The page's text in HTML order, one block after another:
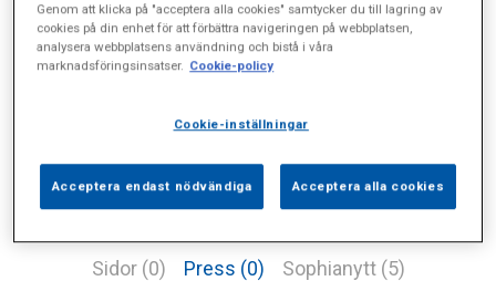
Sidor (0) Press (0) Sophianytt (5)
Genom att klicka på "acceptera alla cookies" samtycker du till lagring av
cookies på din enhet för att förbättra navigeringen på webbplatsen,
analysera webbplatsens användning och bistå i våra
marknadsföringsinsatser. Cookie-policy
Cookie-inställningar
Acceptera endast nödvändiga Acceptera alla cookies